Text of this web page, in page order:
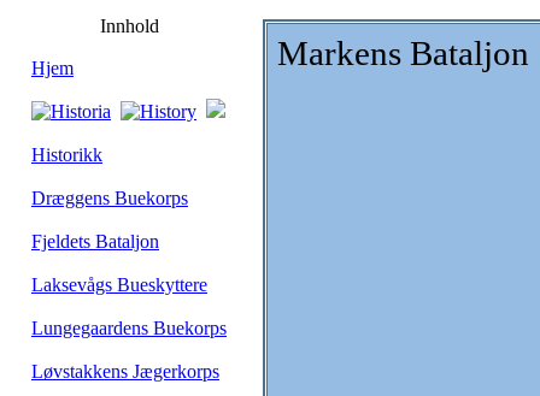
Innhold
Hjem
Historikk
Dræggens Buekorps
Fjeldets Bataljon
Laksevågs Bueskyttere
Lungegaardens Buekorps
Løvstakkens Jægerkorps
Markens Bataljon